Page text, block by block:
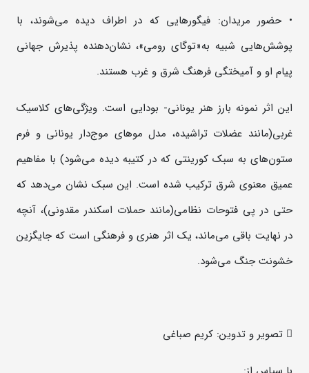
• حضور مریدان: فیگورهایی که در اطراف دیده می‌شوند، با
پوشش‌هایی شبیه به«توگای رومی»، نشان‌دهنده پذیرش جهانی
پیام او و آمیختگی فرهنگ شرق و غرب هستند.
این اثر نمونه بارز هنر یونانی- بودایی است. ویژگی‌های کلاسیک
غربی(مانند عضلات تراشیده، مدل موهای موج‌دار یونانی و فرم
ستون‌های به سبک کورینتی که در کتیبه دیده می‌شود) با مفاهیم
عمیق معنوی شرق ترکیب شده است. این سبک نشان می‌دهد که
حتی در پی فتوحات نظامی(مانند حملات اسکندر مقدونی)، آنچه
در نهایت باقی می‌ماند، یک اثر هنری و فرهنگی است که جایگزین
خشونت جنگ می‌شود.
 تصویر و تدوین: کریم صباغی